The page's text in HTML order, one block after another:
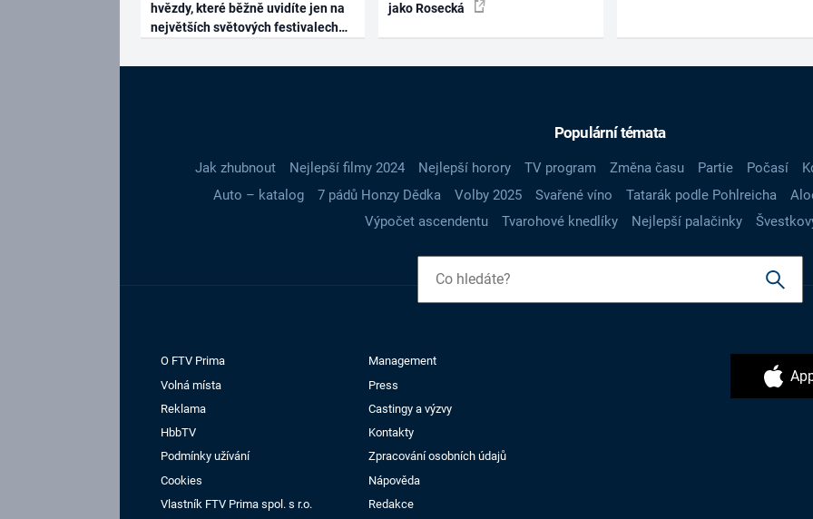
hvězdy, které běžně uvidíte jen na
největších světových festivalech
jako Rosecká
Populární témata
Jak zhubnout Nejlepší filmy 2024 Nejlepší horory TV program Změna času Partie Počasí
Auto – katalog
7 pádů Honzy Dědka Volby 2025 Svařené víno Tatarák podle Pohlreicha
Výpočet ascendentu
Tvarohové knedlíky Nejlepší palačinky
O FTV Prima
Management
Volná místa
Press
Reklama
Castingy a výzvy
HbbTV
Kontakty
Podmínky užívání
Zpracování osobních údajů
Cookies
Nápověda
Vlastník FTV Prima spol. s r.o.
Redakce